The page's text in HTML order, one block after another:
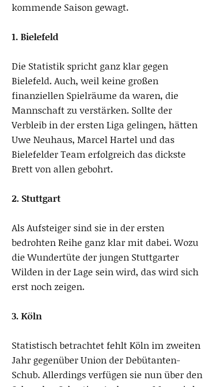
kommende Saison gewagt.
1. Bielefeld
Die Statistik spricht ganz klar gegen
Bielefeld. Auch, weil keine großen
finanziellen Spielräume da waren, die
Mannschaft zu verstärken. Sollte der
Verbleib in der ersten Liga gelingen, hätten
Uwe Neuhaus, Marcel Hartel und das
Bielefelder Team erfolgreich das dickste
Brett von allen gebohrt.
2. Stuttgart
Als Aufsteiger sind sie in der ersten
bedrohten Reihe ganz klar mit dabei. Wozu
die Wundertüte der jungen Stuttgarter
Wilden in der Lage sein wird, das wird sich
erst noch zeigen.
3. Köln
Statistisch betrachtet fehlt Köln im zweiten
Jahr gegenüber Union der Debütanten-
Schub. Allerdings verfügen sie nun über den